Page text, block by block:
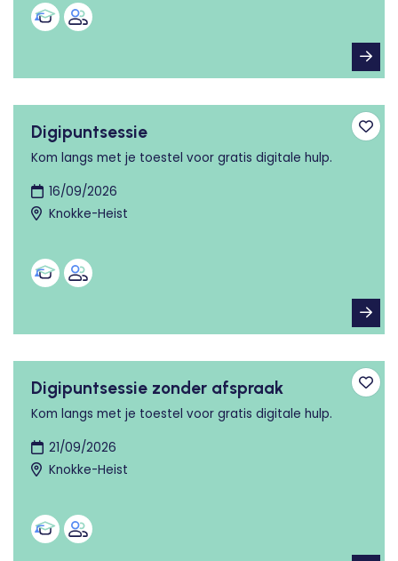
Digipuntsessie
Kom langs met je toestel voor gratis digitale hulp.
16/09/2026
Knokke-Heist
Digipuntsessie zonder afspraak
Kom langs met je toestel voor gratis digitale hulp.
21/09/2026
Knokke-Heist